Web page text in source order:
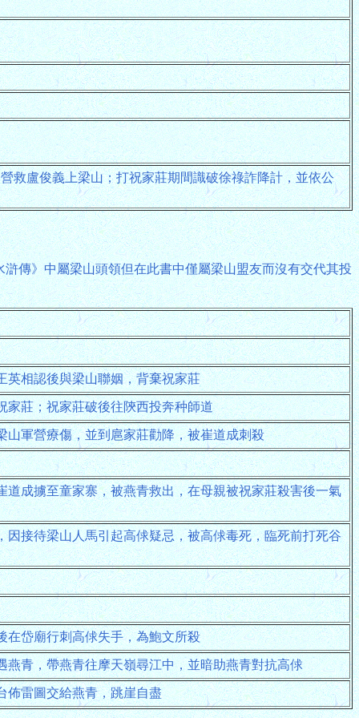
救盧俊義上梁山；打祝家莊期間識破徐祿詐降計，並依公
傳》中屬梁山頭領但在此書中僅屬梁山盟友而沒有交代其投
英相認後與梁山聯姻，背棄祝家莊
家莊；祝家莊破後往陝西投奔种師道
軍營療傷，並到扈家莊勸降，被崔道成刺殺
成擄至童家寨，被燕青救出，在母親被祝家莊殺害後一氣
接待梁山人馬引起高俅疑忌，被高俅毒死，臨死前打死谷
在岱廟行刺高俅失手，為鮑文所殺
青，帶燕青往摩天嶺尋江中，並暗助燕青對抗高俅
佈雷圖交給燕青，跳崖自盡